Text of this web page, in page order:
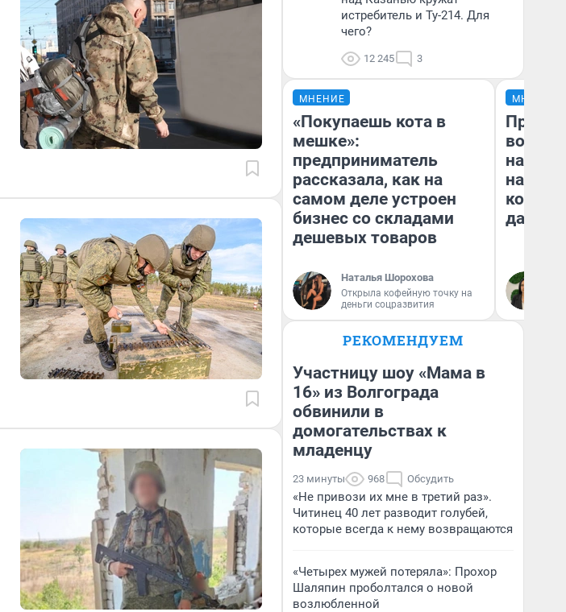
истребитель и Ту-214. Для
чего?
12 245 3
МНЕНИЕ
«Покупаешь кота в
мешке»:
предприниматель
рассказала, как на
самом деле устроен
бизнес со складами
дешевых товаров
Наталья Шорохова
Открыла кофейную точку на
деньги соцразвития
МНЕНИЕ
нам
даже
РЕКОМЕНДУЕМ
Участницу шоу «Мама в
16» из Волгограда
обвинили в
домогательствах к
младенцу
23 минуты 968 Обсудить
«Не привози их мне в третий раз».
Читинец 40 лет разводит голубей,
которые всегда к нему возвращаются
«Четырех мужей потеряла»: Прохор
Шаляпин проболтался о новой
возлюбленной